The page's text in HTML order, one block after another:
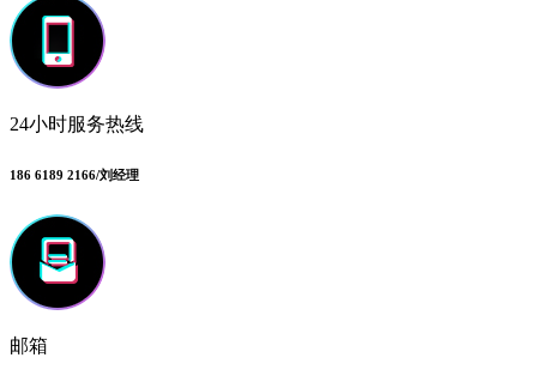
24小时服务热线
186 6189 2166/刘经理
邮箱